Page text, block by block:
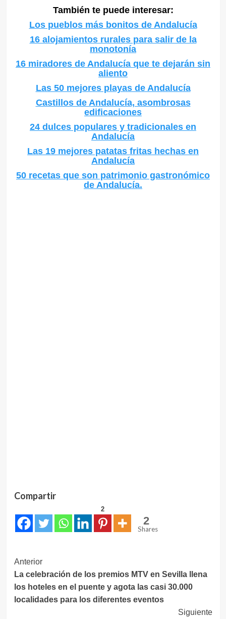
También te puede interesar:
Los pueblos más bonitos de Andalucía
16 alojamientos rurales para salir de la
monotonía
16 miradores de Andalucía que te dejarán sin
aliento
Las 50 mejores playas de Andalucía
Castillos de Andalucía, asombrosas
edificaciones
24 dulces populares y tradicionales en
Andalucía
Las 19 mejores patatas fritas hechas en
Andalucía
50 recetas que son patrimonio gastronómico
de Andalucía.
Compartir
2
2
Shares
Navegación
de
entradas
Anterior
La celebración de los premios MTV en Sevilla llena
los hoteles en el puente y agota las casi 30.000
localidades para los diferentes eventos
Siguiente